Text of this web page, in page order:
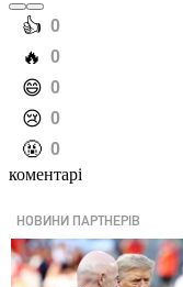
️👍 0
️🔥 0
️😄 0
️😢 0
️🤬 0
коментарі